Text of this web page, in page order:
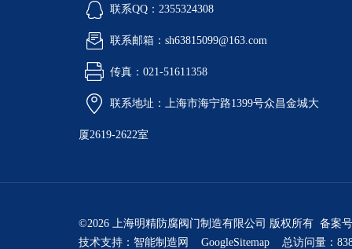
联系QQ：2355324308
联系邮箱：sh63815099@163.com
传真：021-51611358
联系地址：上海市海宁路1399号众昌金城大
厦2619-2622室
©2026 上海明精防腐阀门制造有限公司 版权所有 备案
技术支持： 智能制造网 GoogleSitemap 总访问量：